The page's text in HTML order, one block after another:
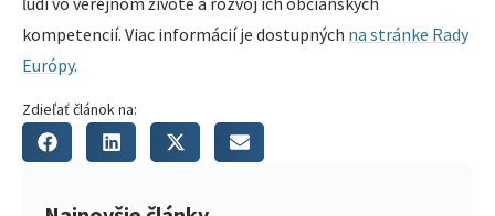
kompetencií. Viac informácií je dostupných na stránke Rady
Európy.
Zdieľať článok na: